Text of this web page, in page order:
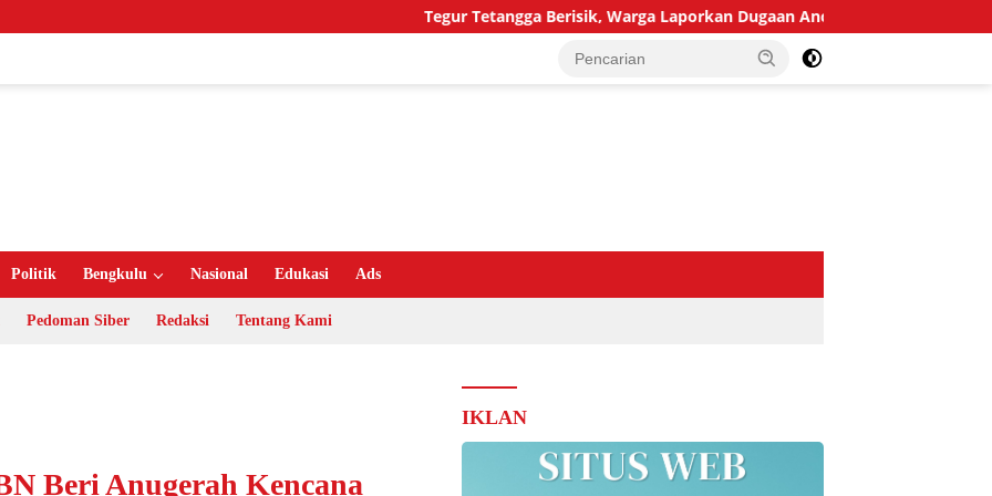
Tegur Tetangga Berisik, Warga Laporkan Dugaan Ancaman Pembunuhan
Politik Bengkulu Nasional Edukasi Ads
Pedoman Siber Redaksi Tentang Kami
Beri Anugerah Kencana
IKLAN